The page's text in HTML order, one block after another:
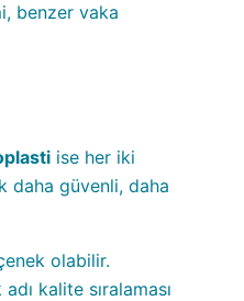
benzer vaka
ise her iki
daha güvenli, daha
olabilir.
kalite sıralaması